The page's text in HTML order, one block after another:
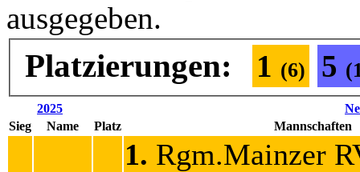
ausgegeben.
Platzierungen: 1 (6) 5
2025
Sieg
Name Platz Mannschaften
1. Rgm.Mainzer